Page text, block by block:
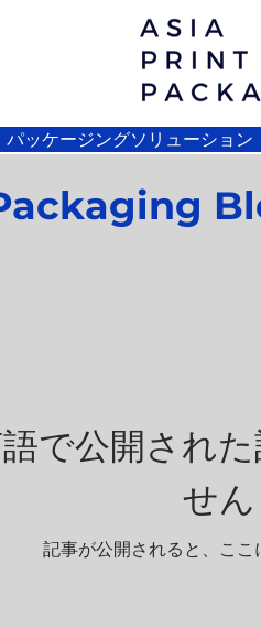
パッケージングソリューション
で公開され
せん
記事が公開されると、ここ